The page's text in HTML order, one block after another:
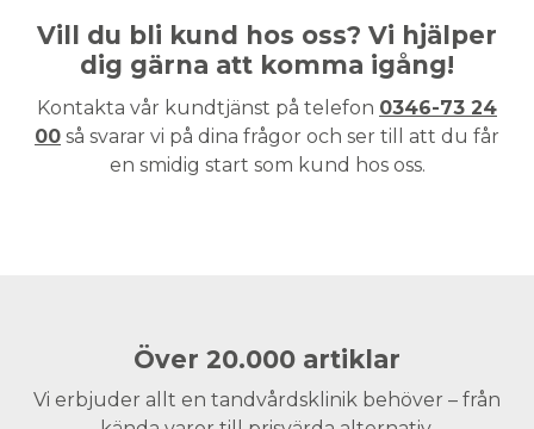
Vill du bli kund hos oss? Vi hjälper
dig gärna att komma igång!
Kontakta vår kundtjänst på telefon 0346-73 24
00 så svarar vi på dina frågor och ser till att du får
en smidig start som kund hos oss.
Över 20.000 artiklar
Vi erbjuder allt en tandvårdsklinik behöver – från